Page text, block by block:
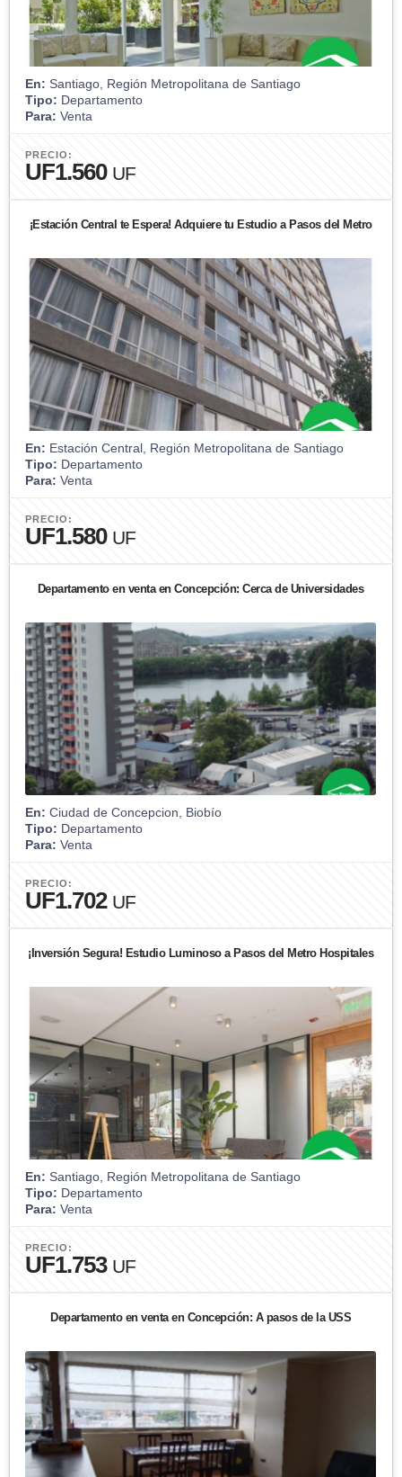
En: Santiago, Región Metropolitana de Santiago
Tipo: Departamento
Para: Venta
PRECIO:
UF1.560 UF
¡Estación Central te Espera! Adquiere tu Estudio a Pasos del Metro
En: Estación Central, Región Metropolitana de Santiago
Tipo: Departamento
Para: Venta
PRECIO:
UF1.580 UF
Departamento en venta en Concepción: Cerca de Universidades
En: Ciudad de Concepcion, Biobío
Tipo: Departamento
Para: Venta
PRECIO:
UF1.702 UF
¡Inversión Segura! Estudio Luminoso a Pasos del Metro Hospitales
En: Santiago, Región Metropolitana de Santiago
Tipo: Departamento
Para: Venta
PRECIO:
UF1.753 UF
Departamento en venta en Concepción: A pasos de la USS